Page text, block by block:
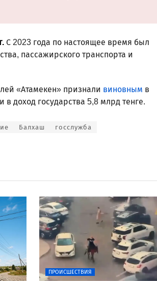
С 2023 года по настоящее время был
пассажирского транспорта и
«Атамекен» признали виновным в
доход государства 5,8 млрд тенге.
Балхаш
госслужба
ПРОИСШЕСТВИЯ